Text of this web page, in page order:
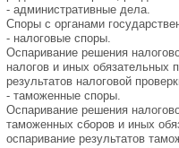
- административные дела.
Споры с органами
- налоговые споры.
Оспаривание решения
налогов и иных обязательных
результатов налоговой
- таможенные споры.
Оспаривание решения
таможенных сборов и иных
оспаривание результатов